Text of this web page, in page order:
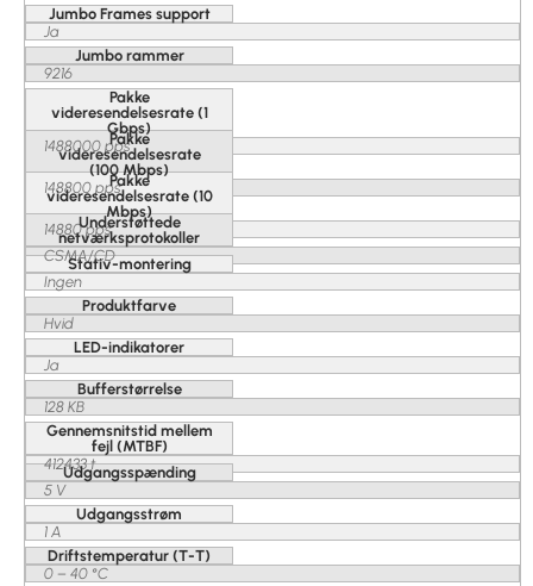
Jumbo Frames support
Ja
Jumbo rammer
9216
Pakke
videresendelsesrate (1
Gbps)
1488000 ppsPakke
videresendelsesrate
(100 Mbps)
148800 ppsPakke
videresendelsesrate (10
Mbps)
14880 ppsUnderstøttede
netværksprotokoller
CSMA/CD
Stativ-montering
Ingen
Produktfarve
Hvid
LED-indikatorer
Ja
Bufferstørrelse
128 KB
Gennemsnitstid mellem
fejl (MTBF)
412433 t
Udgangsspænding
5 V
Udgangsstrøm
1 A
Driftstemperatur (T-T)
0 – 40 °C